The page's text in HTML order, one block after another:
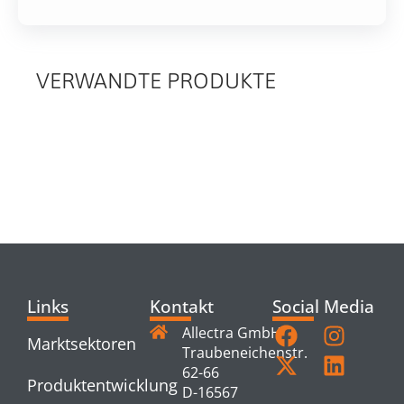
VERWANDTE PRODUKTE
Links
Marktsektoren
Produktentwicklung
Kontakt
Allectra GmbH
Traubeneichenstr.
62-66
D-16567
Social Media